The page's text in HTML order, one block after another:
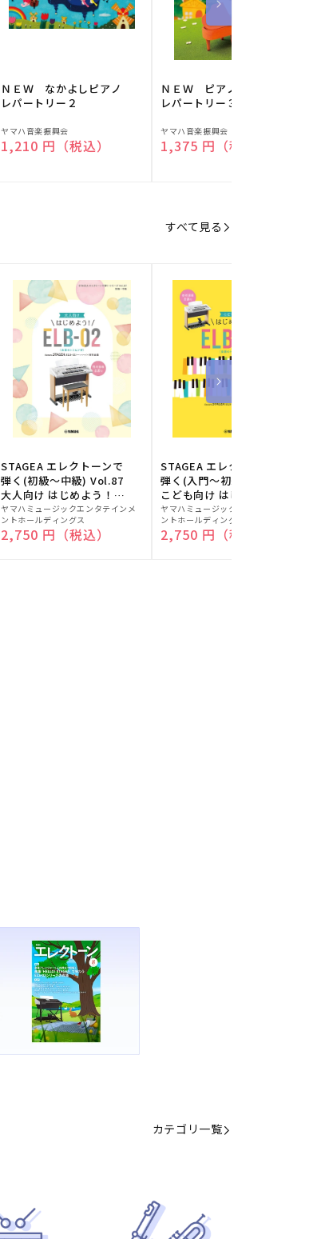
ＮＥＷ なかよしピアノ
レパートリー２
販
売
ヤマハ音楽振興会
通常価格
1,210 円（税込）
ＮＥＷ ピアノスタディ
レパートリー３
販
売
ヤマハ音楽振興会
通常価格
1,375 円（税込）
すべて見る
STAGEA エレクトーンで
弾く(初級～中級) Vol.87
大人向け はじめよう！
ELB-02(楽器のトリセツ
付)
販
売
元:
ヤマハミュージックエンタテインメ
ントホールディングス
通常価格
2,750 円（税込）
STAGEA エレクトーンで
弾く(入門～初級) Vol.86
こども向け はじめよう！
ELB-02(楽器のトリセツ
付)
販
売
元:
ヤマハミュージックエンタテインメ
ントホールディングス
通常価格
2,750 円（税込）
カテゴリ一覧